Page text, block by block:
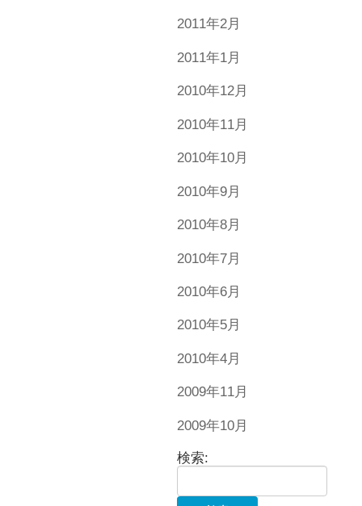
2011年2月
2011年1月
2010年12月
2010年11月
2010年10月
2010年9月
2010年8月
2010年7月
2010年6月
2010年5月
2010年4月
2009年11月
2009年10月
検索: